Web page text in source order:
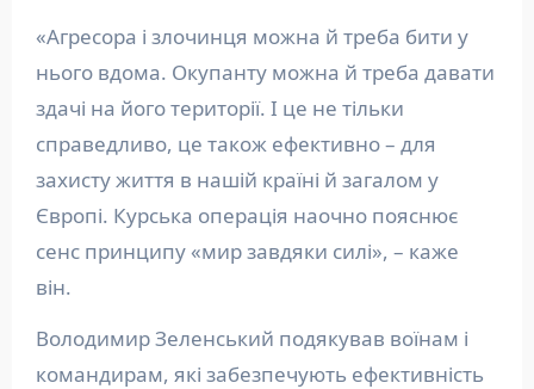
«Агресора і злочинця можна й треба бити у
нього вдома. Окупанту можна й треба давати
здачі на його території. І це не тільки
справедливо, це також ефективно – для
захисту життя в нашій країні й загалом у
Європі. Курська операція наочно пояснює
сенс принципу «мир завдяки силі», – каже
він.
Володимир Зеленський подякував воїнам і
командирам, які забезпечують ефективність